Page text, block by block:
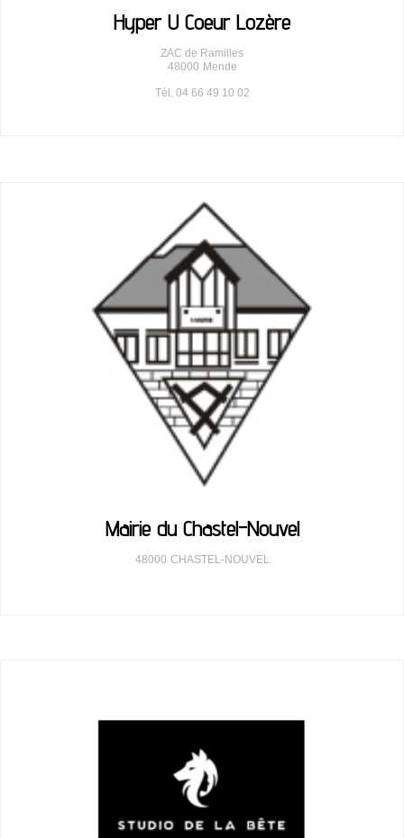
Hyper U Coeur Lozère
ZAC de Ramilles
48000 Mende
Tél. 04 66 49 10 02
Mairie du Chastel-Nouvel
48000 CHASTEL-NOUVEL